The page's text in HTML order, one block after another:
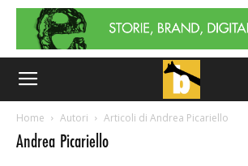
Home Autori Articoli di Andrea Picariello
Andrea Picariello